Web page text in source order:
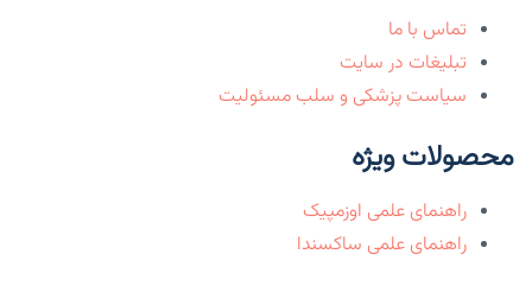
تماس با ما
تبلیغات در سایت
سیاست پزشکی و سلب مسئولیت
محصولات ویژه
راهنمای علمی اوزمپیک
راهنمای علمی ساکسندا